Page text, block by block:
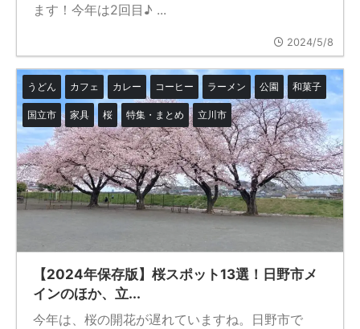
ます！今年は2回目♪ ...
2024/5/8
うどん カフェ カレー コーヒー ラーメン 公園 和菓子
国立市 家具 桜 特集・まとめ 立川市
【2024年保存版】桜スポット13選！日野市メ
インのほか、立...
今年は、桜の開花が遅れていますね。日野市で